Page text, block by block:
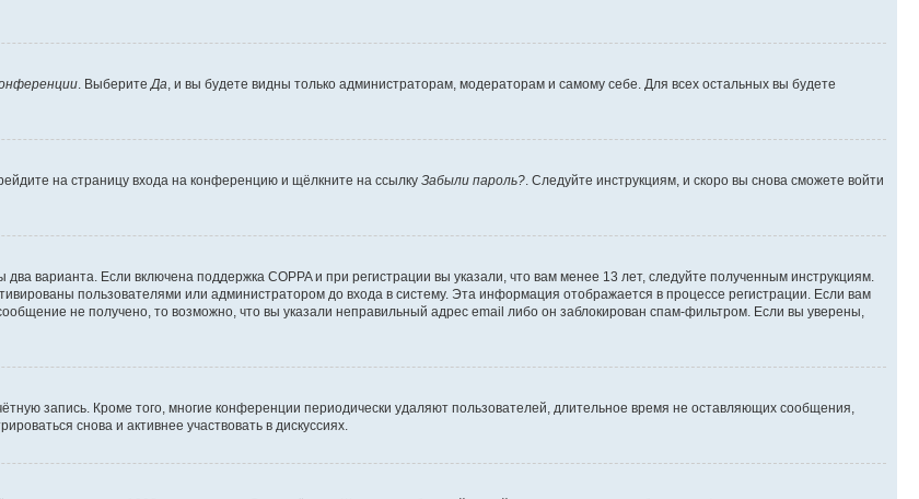
. ВыберитеДа, и вы будете видны только администраторам, модераторам и самому себе. Для всех остальных вы будете
на страницу входа на конференцию и щёлкните на ссылку Забыли пароль?. Следуйте инструкциям, и скоро вы снова сможете войти
варианта. Если включена поддержка COPPA и при регистрации вы указали, что вам менее 13 лет, следуйте полученным инструкциям.
пользователями или администратором до входа в систему. Эта информация отображается в процессе регистрации. Если вам
не получено, то возможно, что вы указали неправильный адрес email либо он заблокирован спам-фильтром. Если вы уверены,
запись. Кроме того, многие конференции периодически удаляют пользователей, длительное время не оставляющих сообщения,
снова и активнее участвовать в дискуссиях.